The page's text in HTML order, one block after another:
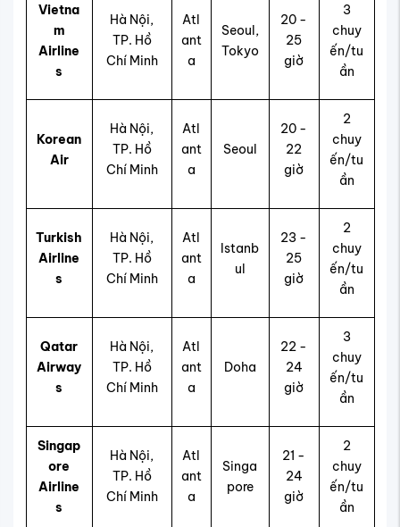
Vietna
m
Airline
s
Hà Nội,
TP. Hồ
Chí Minh
Atl
ant
a
Seoul,
Tokyo
20 -
25
giờ
3
chuy
ến/tu
ần
Korean
Air
Hà Nội,
TP. Hồ
Chí Minh
Atl
ant
a
Seoul
20 -
22
giờ
2
chuy
ến/tu
ần
Turkish
Airline
s
Hà Nội,
TP. Hồ
Chí Minh
Atl
ant
a
Istanb
ul
23 -
25
giờ
2
chuy
ến/tu
ần
Qatar
Airway
s
Hà Nội,
TP. Hồ
Chí Minh
Atl
ant
a
Doha
22 -
24
giờ
3
chuy
ến/tu
ần
Singap
ore
Airline
s
Hà Nội,
TP. Hồ
Chí Minh
Atl
ant
a
Singa
pore
21 -
24
giờ
2
chuy
ến/tu
ần